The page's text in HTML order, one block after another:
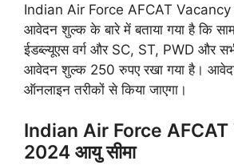
Indian Air Force AFCAT
आवेदन शुल्क के बारे में बताया गया है कि
ईडब्ल्यूएस वर्ग और SC, ST, PWD और
आवेदन शुल्क 250 रुपए रखा गया है।
ऑनलाइन तरीकों से किया जाएगा।
Indian Air Force
2024 आयु सीमा